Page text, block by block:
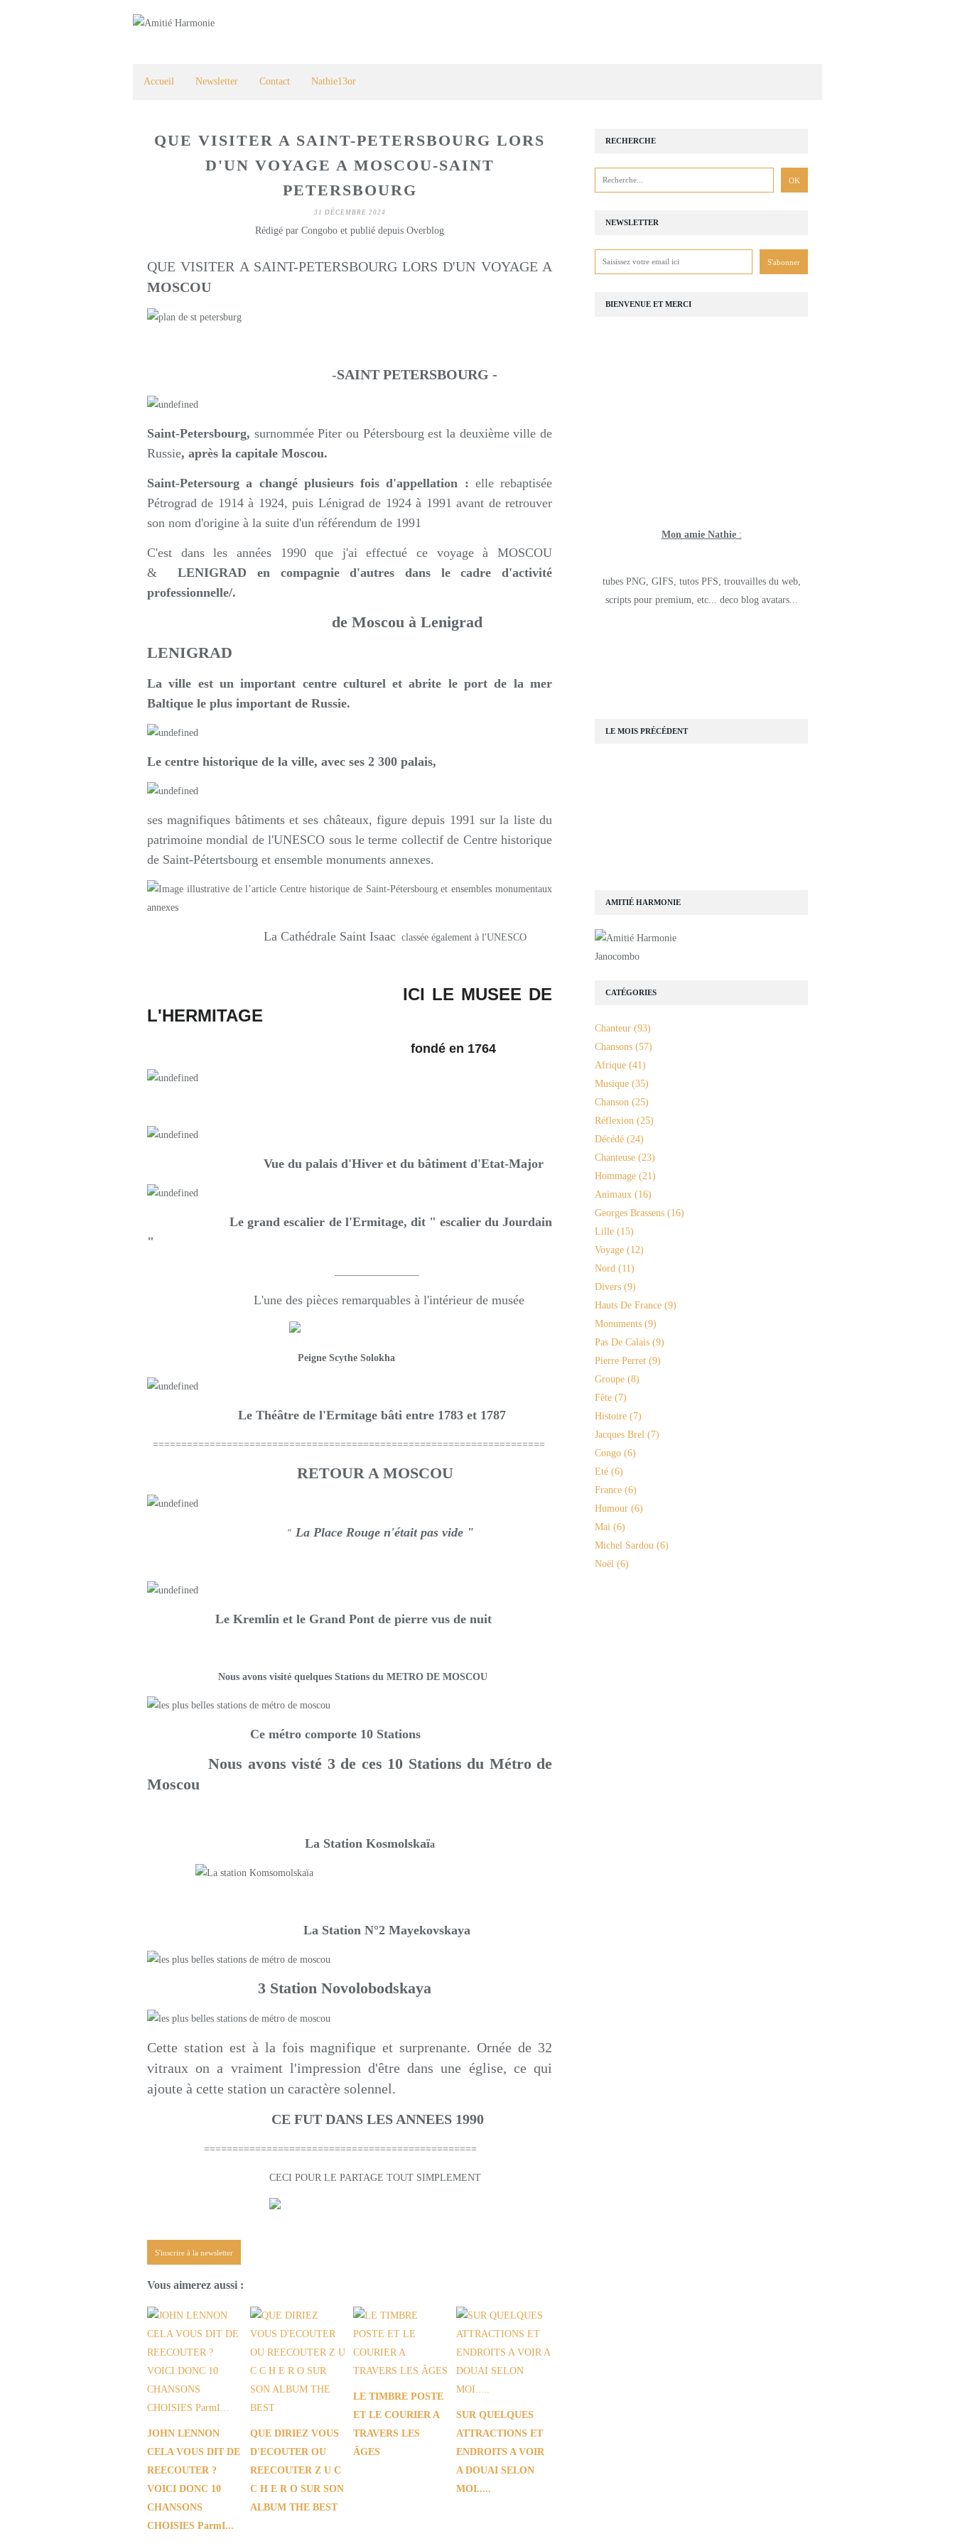
Accueil Newsletter Contact Nathie13or
QUE VISITER A SAINT-PETERSBOURG LORS
D'UN VOYAGE A MOSCOU-SAINT
PETERSBOURG
31 DÉCEMBRE 2024
Rédigé par Congobo et publié depuis Overblog
QUE VISITER A SAINT-PETERSBOURG LORS D'UN VOYAGE A
MOSCOU
-SAINT PETERSBOURG -
Saint-Petersbourg, surnommée Piter ou Pétersbourg est la deuxième ville de
Russie, après la capitale Moscou.
Saint-Petersourg a changé plusieurs fois d'appellation : elle rebaptisée
Pétrograd de 1914 à 1924, puis Lénigrad de 1924 à 1991 avant de retrouver
son nom d'origine à la suite d'un référendum de 1991
C'est dans les années 1990 que j'ai effectué ce voyage à MOSCOU
&LENIGRAD en compagnie d'autres dans le cadre d'activité
professionnelle/.
de Moscou à Lenigrad
LENIGRAD
La ville est un important centre culturel et abrite le port de la mer
Baltique le plus important de Russie.
Le centre historique de la ville, avec ses 2 300 palais,
ses magnifiques bâtiments et ses châteaux, figure depuis 1991 sur la liste du
patrimoine mondial de l'UNESCO sous le terme collectif de Centre historique
de Saint-Pétertsbourg et ensemble monuments annexes.
La Cathédrale Saint Isaac classée également à l'UNESCO
ICI LE MUSEE DE
L'HERMITAGE
fondé en 1764
Vue du palais d'Hiver et du bâtiment d'Etat-Major
Le grand escalier de l'Ermitage, dit " escalier du Jourdain
"
L'une des pièces remarquables à l'intérieur de musée
Peigne Scythe Solokha
Le Théâtre de l'Ermitage bâti entre 1783 et 1787
=====================================================================
RETOUR A MOSCOU
" La Place Rouge n'était pas vide "
Le Kremlin et le Grand Pont de pierre vus de nuit
Nous avons visité quelques Stations du METRO DE MOSCOU
Ce métro comporte 10 Stations
Nous avons visté 3 de ces 10 Stations du Métro de
Moscou
La Station Kosmolskaïa
La Station N°2 Mayekovskaya
3 Station Novolobodskaya
Cette station est à la fois magnifique et surprenante. Ornée de 32
vitraux on a vraiment l'impression d'être dans une église, ce qui
ajoute à cette station un caractère solennel.
CE FUT DANS LES ANNEES 1990
================================================
CECI POUR LE PARTAGE TOUT SIMPLEMENT
S'inscrire à la newsletter
Vous aimerez aussi :
JOHN LENNON
CELA VOUS DIT DE
REECOUTER ?
VOICI DONC 10
CHANSONS
CHOISIES ParmI...
QUE DIRIEZ VOUS
D'ECOUTER OU
REECOUTER Z U C
C H E R O SUR SON
ALBUM THE BEST
LE TIMBRE POSTE
ET LE COURIER A
TRAVERS LES
ÂGES
SUR QUELQUES
ATTRACTIONS ET
ENDROITS A VOIR
A DOUAI SELON
MOI.....
NEWSLETTER
RECHERCHE
AMITIÉ HARMONIE
Janocombo
CATÉGORIES
Chanteur (93)
Chansons (57)
Afrique (41)
Musique (35)
Chanson (25)
Réflexion (25)
Décédé (24)
Chanteuse (23)
Hommage (21)
Animaux (16)
Georges Brassens (16)
Lille (15)
Voyage (12)
Nord (11)
Divers (9)
Hauts De France (9)
Monuments (9)
Pas De Calais (9)
Pierre Perret (9)
Groupe (8)
Fête (7)
Histoire (7)
Jacques Brel (7)
Congo (6)
Eté (6)
France (6)
Humour (6)
Mai (6)
Michel Sardou (6)
Noël (6)
LE MOIS PRÉCÉDENT
BIENVENUE ET MERCI
Mon amie Nathie:
tubes PNG, GIFS, tutos PFS, trouvailles du web,
scripts pour premium, etc... deco blog avatars...